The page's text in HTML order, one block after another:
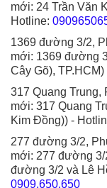
mới: 24 Trần Văn
Hotline:
1369 đường 3/2,
mới: 1369 đường
Cây Gõ), TP.HCM)
317 Quang Trung,
mới: 317 Quang
Kim Đồng)) -
277 đường 3/2,
mới: 277 đường
đường 3/2 và Lê
0909.650.650